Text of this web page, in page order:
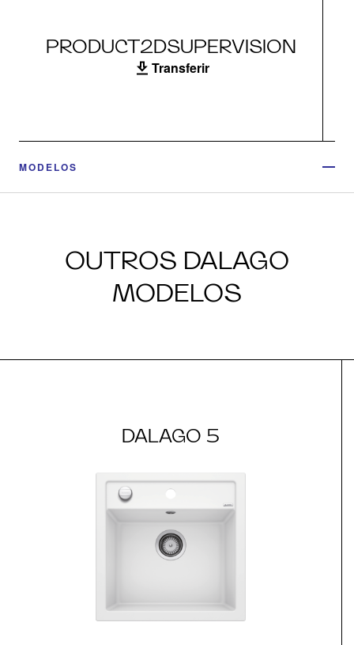
PRODUCT2DSUPERVISION
Transferir
MODELOS
OUTROS DALAGO
MODELOS
DALAGO 5